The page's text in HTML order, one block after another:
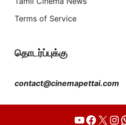
Terms of Service
தொடர்ப்புக்கு
contact@cinemapettai.com
YouTube
X